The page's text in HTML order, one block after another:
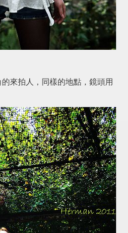
來拍人，同樣的地點，鏡頭用